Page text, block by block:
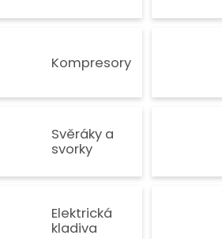
Kompresory
Svěráky a
svorky
Elektrická
kladiva